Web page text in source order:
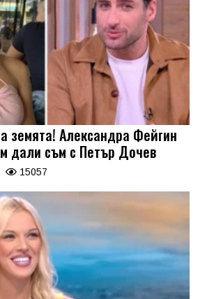
земята! Александра Фейгин
дали съм с Петър Дочев
15057